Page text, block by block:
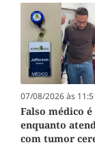
07/08/2026 às
Falso médico é
enquanto
com tumor